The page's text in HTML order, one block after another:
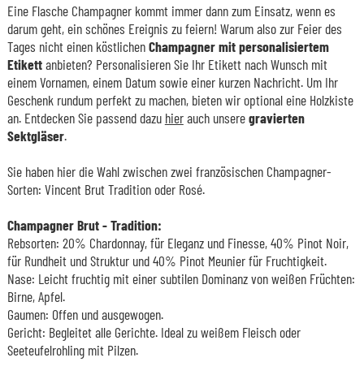
Eine Flasche Champagner kommt immer dann zum Einsatz, wenn es
darum geht, ein schönes Ereignis zu feiern! Warum also zur Feier des
Tages nicht einen köstlichenChampagner mit personalisiertem
Etikettanbieten? Personalisieren Sie Ihr Etikett nach Wunsch mit
einem Vornamen, einem Datum sowie einer kurzen Nachricht. Um Ihr
Geschenk rundum perfekt zu machen, bieten wir optional eine Holzkiste
an. Entdecken Sie passend dazu hierauch unseregravierten
Sektgläser.
Sie haben hier die Wahl zwischen zwei französischen Champagner-
Sorten: Vincent Brut Tradition oder Rosé.
Champagner Brut - Tradition:
Rebsorten: 20% Chardonnay, für Eleganz und Finesse, 40% Pinot Noir,
für Rundheit und Struktur und 40% Pinot Meunier für Fruchtigkeit.
Nase: Leicht fruchtig mit einer subtilen Dominanz von weißen Früchten:
Birne, Apfel.
Gaumen: Offen und ausgewogen.
Gericht: Begleitet alle Gerichte. Ideal zu weißem Fleisch oder
Seeteufelrohling mit Pilzen.